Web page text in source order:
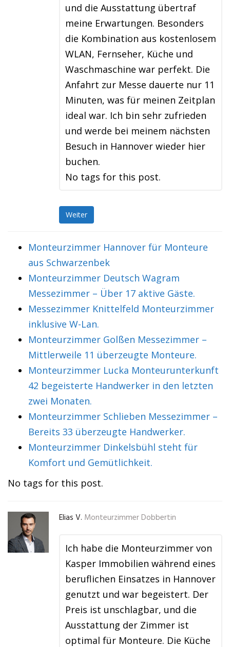
und die Ausstattung übertraf
meine Erwartungen. Besonders
die Kombination aus kostenlosem
WLAN, Fernseher, Küche und
Waschmaschine war perfekt. Die
Anfahrt zur Messe dauerte nur 11
Minuten, was für meinen Zeitplan
ideal war. Ich bin sehr zufrieden
und werde bei meinem nächsten
Besuch in Hannover wieder hier
buchen.
No tags for this post.
Weiter
Monteurzimmer Hannover für Monteure
aus Schwarzenbek
Monteurzimmer Deutsch Wagram
Messezimmer – Über 17 aktive Gäste.
Messezimmer Knittelfeld Monteurzimmer
inklusive W-Lan.
Monteurzimmer Golßen Messezimmer –
Mittlerweile 11 überzeugte Monteure.
Monteurzimmer Lucka Monteurunterkunft
42 begeisterte Handwerker in den letzten
zwei Monaten.
Monteurzimmer Schlieben Messezimmer –
Bereits 33 überzeugte Handwerker.
Monteurzimmer Dinkelsbühl steht für
Komfort und Gemütlichkeit.
No tags for this post.
Elias V. Monteurzimmer Dobbertin
Ich habe die Monteurzimmer von
Kasper Immobilien während eines
beruflichen Einsatzes in Hannover
genutzt und war begeistert. Der
Preis ist unschlagbar, und die
Ausstattung der Zimmer ist
optimal für Monteure. Die Küche